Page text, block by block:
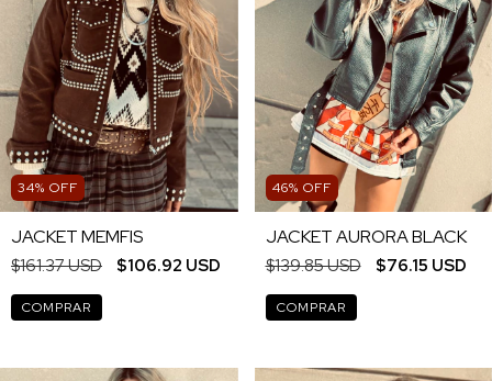
34% OFF
JACKET MEMFIS
$161.37 USD $106.92 USD
46% OFF
JACKET AURORA BLACK
$139.85 USD $76.15 USD